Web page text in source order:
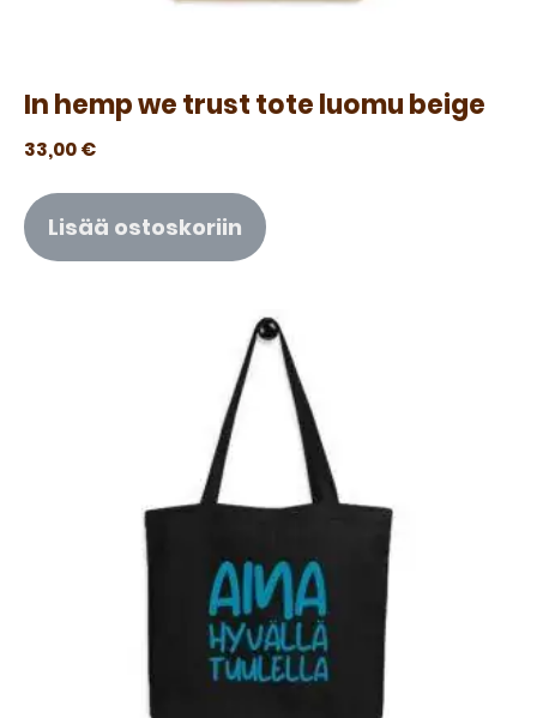
In hemp we trust tote luomu beige
33,00€
Lisää ostoskoriin